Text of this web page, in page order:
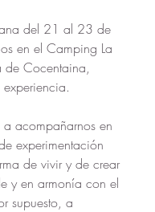
del 21 al 23 de
en el Camping La
Cocentaina,
acompañarnos en
experimentación
de vivir y de crear
y en armonía con el
supuesto, a